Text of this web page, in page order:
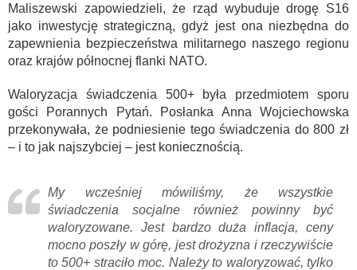
Maliszewski zapowiedzieli, że rząd wybuduje drogę S16
jako inwestycję strategiczną, gdyż jest ona niezbędna do
zapewnienia bezpieczeństwa militarnego naszego regionu
oraz krajów północnej flanki NATO.
Waloryzacja świadczenia 500+ była przedmiotem sporu
gości Porannych Pytań. Posłanka Anna Wojciechowska
przekonywała, że podniesienie tego świadczenia do 800 zł
– i to jak najszybciej – jest koniecznością.
My wcześniej mówiliśmy, że wszystkie
świadczenia socjalne również powinny być
waloryzowane. Jest bardzo duża inflacja, ceny
mocno poszły w górę, jest drożyzna i rzeczywiście
to 500+ straciło moc. Należy to waloryzować, tylko